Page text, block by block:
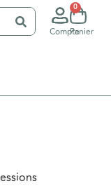
Compte
0
Panier